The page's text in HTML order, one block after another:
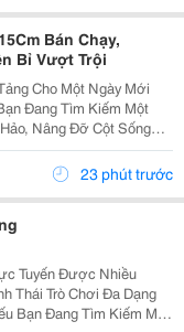
Bán Chạy,
Bỉ Vượt Trội
Cho Một Ngày Mới
Đang Tìm Kiếm Một
Nâng Đỡ Cột Sống
Hàng Chục Năm, Nệm
Lệ Vàng&Rdquo;
23 phút trước
Tuyến Được Nhiều
Thái Trò Chơi Đa Dạng
Bạn Đang Tìm Kiếm Một